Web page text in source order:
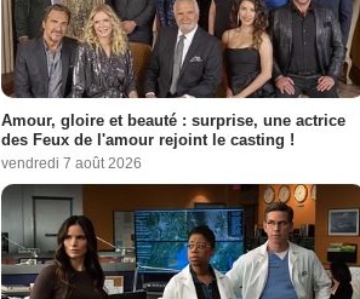
Amour, gloire et beauté : surprise, une actrice
des Feux de l'amour rejoint le casting !
vendredi 7 août 2026